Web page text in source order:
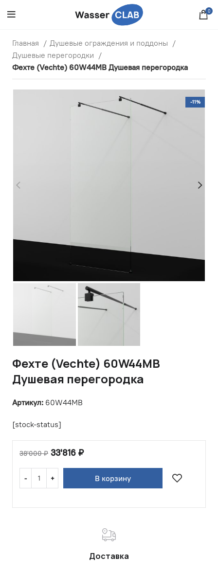
0
Главная
Душевые ограждения и поддоны
Душевые перегородки
Фехте (Vechte) 60W44MB Душевая перегородка
-11%
Фехте (Vechte) 60W44MB
Душевая перегородка
Артикул: 60W44MB
[stock-status]
38'000₽ 33'816 ₽
В корзину
Доставка